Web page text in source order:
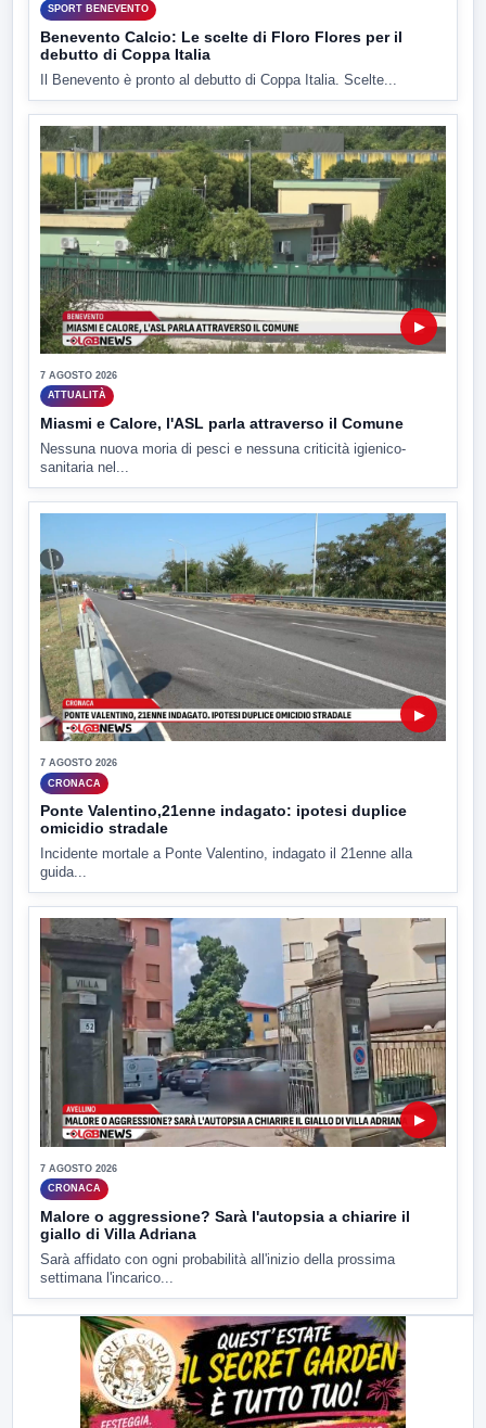
SPORT BENEVENTO
Benevento Calcio: Le scelte di Floro Flores per il
debutto di Coppa Italia
Il Benevento è pronto al debutto di Coppa Italia. Scelte...
▶
7 AGOSTO 2026
ATTUALITÀ
Miasmi e Calore, l'ASL parla attraverso il Comune
Nessuna nuova moria di pesci e nessuna criticità igienico-
sanitaria nel...
▶
7 AGOSTO 2026
CRONACA
Ponte Valentino,21enne indagato: ipotesi duplice
omicidio stradale
Incidente mortale a Ponte Valentino, indagato il 21enne alla
guida...
▶
7 AGOSTO 2026
CRONACA
Malore o aggressione? Sarà l'autopsia a chiarire il
giallo di Villa Adriana
Sarà affidato con ogni probabilità all'inizio della prossima
settimana l'incarico...